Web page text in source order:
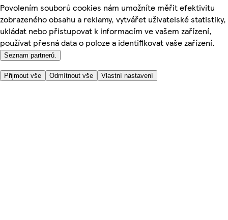
Povolením souborů cookies nám umožníte měřit efektivitu
zobrazeného obsahu a reklamy, vytvářet uživatelské statistiky,
ukládat nebo přistupovat k informacím ve vašem zařízení,
používat přesná data o poloze a identifikovat vaše zařízení.
Seznam partnerů.
Přijmout vše Odmítnout vše Vlastní nastavení